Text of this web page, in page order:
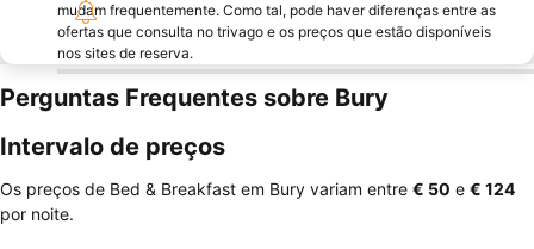
mudam frequentemente. Como tal, pode haver diferenças entre as
ofertas que consulta no trivago e os preços que estão disponíveis
nos sites de reserva.
Perguntas Frequentes sobre Bury
Intervalo de preços
Os preços de Bed & Breakfast em Bury variam entre ‎€ 50 e ‎€ 124
por noite.